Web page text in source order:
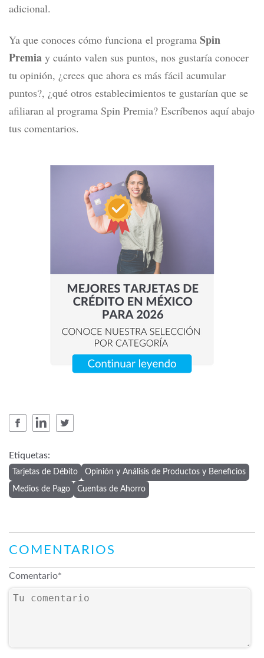
adicional.
Ya que conoces cómo funciona el programa Spin
Premia y cuánto valen sus puntos, nos gustaría conocer
tu opinión, ¿crees que ahora es más fácil acumular
puntos?, ¿qué otros establecimientos te gustarían que se
afiliaran al programa Spin Premia? Escríbenos aquí abajo
tus comentarios.
Etiquetas:
Tarjetas de Débito Opinión y Análisis de Productos y Beneficios
Medios de Pago Cuentas de Ahorro
COMENTARIOS
Comentario*